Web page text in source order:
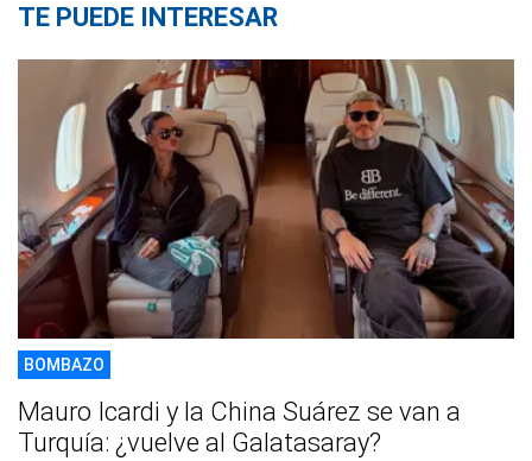
TE PUEDE INTERESAR
BOMBAZO
Mauro Icardi y la China Suárez se van a
Turquía: ¿vuelve al Galatasaray?